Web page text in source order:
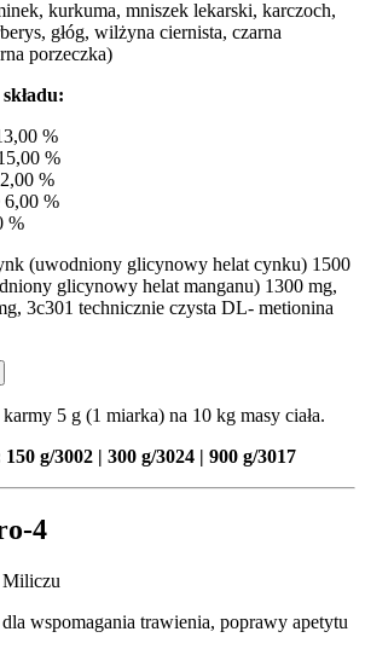
kurkuma, mniszek lekarski, karczoch,
głóg, wilżyna ciernista, czarna
porzeczka)
%
%
%
6,00 %
%
(uwodniony glicynowy helat cynku) 1500
glicynowy helat manganu) 1300 mg,
3c301 technicznie czysta DL- metionina
5 g (1 miarka) na 10 kg masy ciała.
g/3002 | 300 g/3024 | 900 g/3017
4
wspomagania trawienia, poprawy apetytu